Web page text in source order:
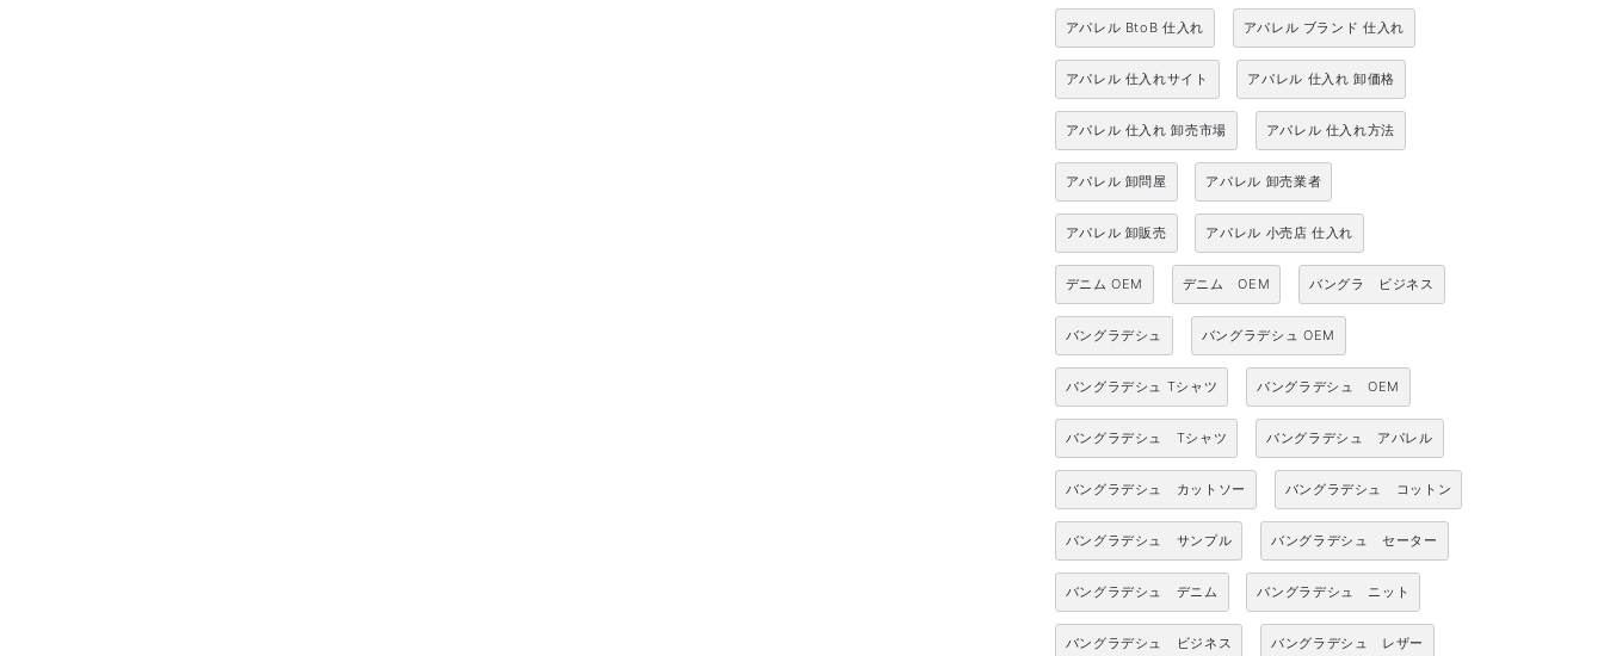
アパレル BtoB 仕入れ アパレル ブランド 仕入れ
アパレル 仕入れサイト アパレル 仕入れ 卸価格
アパレル 仕入れ 卸売市場 アパレル 仕入れ方法
アパレル 卸問屋 アパレル 卸売業者
アパレル 卸販売 アパレル 小売店 仕入れ
デニム OEM デニム OEM バングラ ビジネス
バングラデシュ バングラデシュ OEM
バングラデシュ Tシャツ バングラデシュ OEM
バングラデシュ Tシャツ バングラデシュ アパレル
バングラデシュ カットソー バングラデシュ コットン
バングラデシュ サンプル バングラデシュ セーター
バングラデシュ デニム バングラデシュ ニット
バングラデシュ ビジネス バングラデシュ レザー